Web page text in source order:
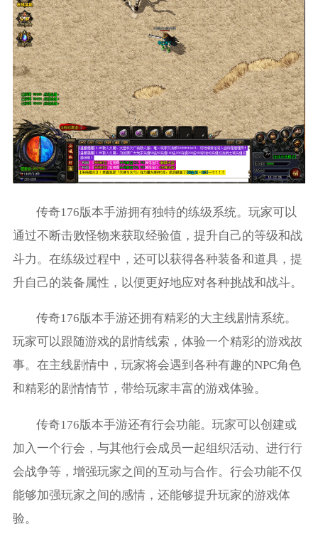
传奇176版本手游拥有独特的练级系统。玩家可以
通过不断击败怪物来获取经验值，提升自己的等级和战
斗力。在练级过程中，还可以获得各种装备和道具，提
升自己的装备属性，以便更好地应对各种挑战和战斗。
传奇176版本手游还拥有精彩的大主线剧情系统。
玩家可以跟随游戏的剧情线索，体验一个精彩的游戏故
事。在主线剧情中，玩家将会遇到各种有趣的NPC角色
和精彩的剧情情节，带给玩家丰富的游戏体验。
传奇176版本手游还有行会功能。玩家可以创建或
加入一个行会，与其他行会成员一起组织活动、进行行
会战争等，增强玩家之间的互动与合作。行会功能不仅
能够加强玩家之间的感情，还能够提升玩家的游戏体
验。